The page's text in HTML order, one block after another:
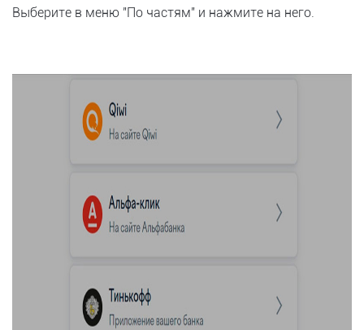
Выберите в меню "По частям" и нажмите на него.